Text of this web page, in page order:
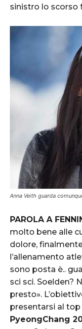
sinistro lo scorso
Anna Veith guarda
PAROLA A
molto bene alle
dolore,
l’allenamento
sono posta è..
sci sci. Soelden?
presto».
presentarsi al top
PyeongChang